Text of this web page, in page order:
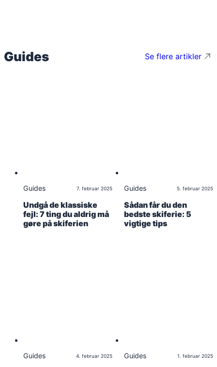
Guides Se flere artikler
Guides 7. februar 2025
Undgå de klassiske
fejl: 7 ting du aldrig må
gøre på skiferien
Guides 5. februar 2025
Sådan får du den
bedste skiferie: 5
vigtige tips
Guides 4. februar 2025 Guides 1. februar 2025